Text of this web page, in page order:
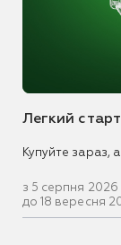
Легкий
Купуйте зараз,
з 5 серпня 2026
до 18 вересня